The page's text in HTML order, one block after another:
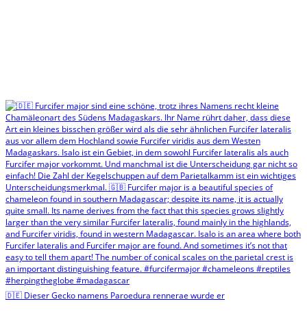
🇩🇪 Dieser Gecko namens Paroedura rennerae wurde er